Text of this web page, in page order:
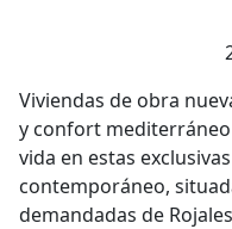
Viviendas de obra
y confort
vida en estas
contemporáneo,
demandadas de